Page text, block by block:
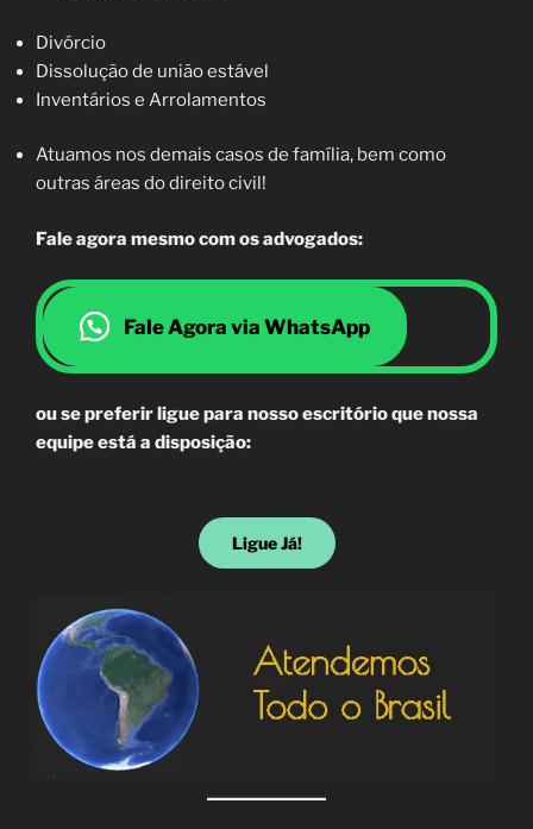
Divórcio
Dissolução de união estável
Inventários e Arrolamentos
Atuamos nos demais casos de família, bem como
outras áreas do direito civil!
Fale agora mesmo com os advogados:
Fale Agora via WhatsApp
ou se preferir ligue para nosso escritório que nossa
equipe está a disposição:
Ligue Já!